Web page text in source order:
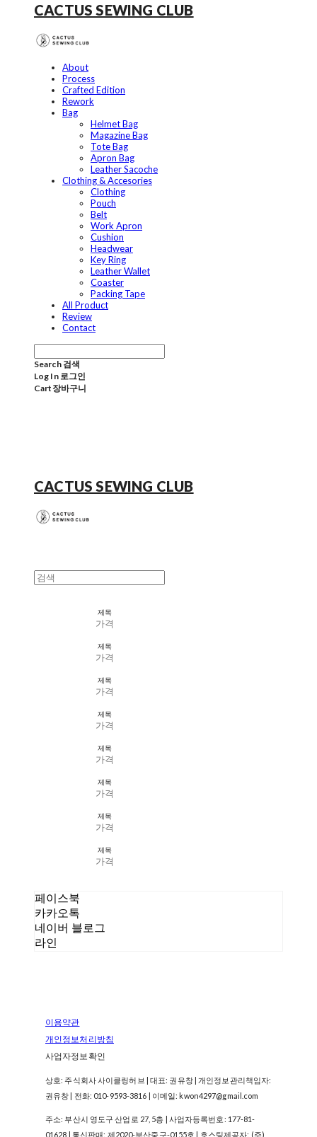
CACTUS SEWING CLUB
About
Process
Crafted Edition
Rework
Bag
Helmet Bag
Magazine Bag
Tote Bag
Apron Bag
Leather Sacoche
Clothing & Accesories
Clothing
Pouch
Belt
Work Apron
Cushion
Headwear
Key Ring
Leather Wallet
Coaster
Packing Tape
All Product
Review
Contact
Search 검색
Log In 로그인
Cart 장바구니
CACTUS SEWING CLUB
제목
가격
제목
가격
제목
가격
제목
가격
제목
가격
제목
가격
제목
가격
제목
가격
페이스북
카카오톡
네이버 블로그
라인
이용약관
개인정보처리방침
사업자정보확인
상호: 주식회사 사이클링허브 | 대표: 권유창 | 개인정보관리책임자:
권유창 | 전화: 010-9593-3816 | 이메일: kwon4297@gmail.com
주소: 부산시 영도구 산업로 27, 5층 | 사업자등록번호: 177-81-
01628 | 통신판매: 제2020-부산중구-0155호 | 호스팅제공자: (주)